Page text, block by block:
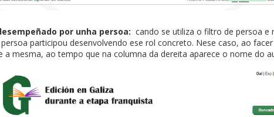
por unha persoa: cando se utiliza o filtro de persoa
participou desenvolvendo ese rol concreto. Nese caso, ao
mesma, ao tempo que na columna da dereita aparece o nome do